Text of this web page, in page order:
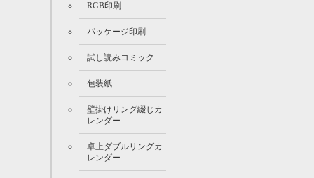
RGB印刷
パッケージ印刷
試し読みコミック
包装紙
壁掛けリング綴じカ
レンダー
卓上ダブルリングカ
レンダー